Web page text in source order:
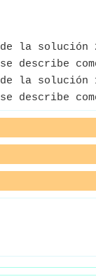
de la
describe
de la
describe